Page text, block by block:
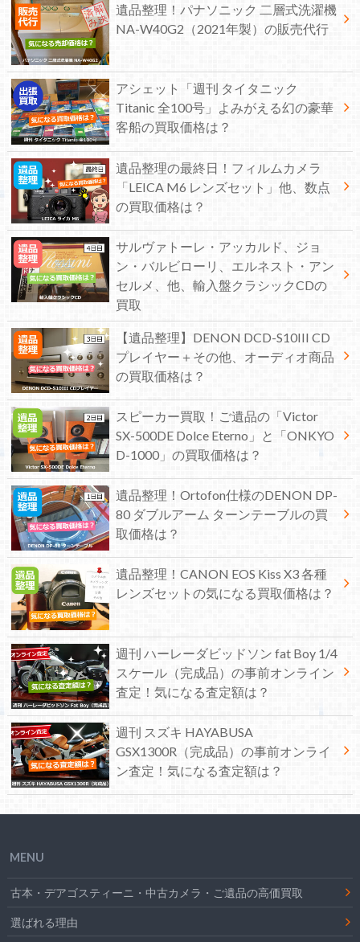
遺品整理！パナソニック 二層式洗濯機
NA-W40G2（2021年製）の販売代行
アシェット「週刊 タイタニック
Titanic 全100号」よみがえる幻の豪華
客船の買取価格は？
遺品整理の最終日！フィルムカメラ
「LEICA M6 レンズセット」他、数点
の買取価格は？
サルヴァトーレ・アッカルド、ジョ
ン・バルビローリ、エルネスト・アン
セルメ、他、輸入盤クラシックCDの
買取
【遺品整理】DENON DCD-S10III CD
プレイヤー＋その他、オーディオ商品
の買取価格は？
スピーカー買取！ご遺品の「Victor
SX-500DE Dolce Eterno」と「ONKYO
D-1000」の買取価格は？
遺品整理！Ortofon仕様のDENON DP-
80 ダブルアーム ターンテーブルの買
取価格は？
遺品整理！CANON EOS Kiss X3 各種
レンズセットの気になる買取価格は？
週刊 ハーレーダビッドソン fat Boy 1/4
スケール（完成品）の事前オンライン
査定！気になる査定額は？
週刊 スズキ HAYABUSA
GSX1300R（完成品）の事前オンライ
ン査定！気になる査定額は？
MENU
古本・デアゴスティーニ・中古カメラ・ご遺品の高価買取
選ばれる理由